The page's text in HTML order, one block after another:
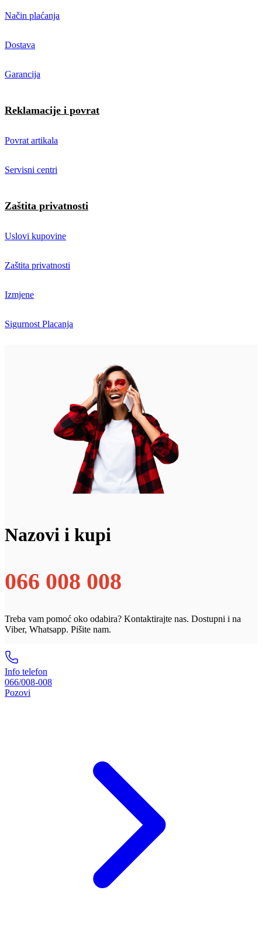
Način plaćanja
Dostava
Garancija
Reklamacije i povrat
Povrat artikala
Servisni centri
Zaštita privatnosti
Uslovi kupovine
Zaštita privatnosti
Izmjene
Sigurnost Placanja
Nazovi i kupi
066 008 008
Treba vam pomoć oko odabira? Kontaktirajte nas. Dostupni i na
Viber, Whatsapp. Pišite nam.
Info telefon
066/008-008
Pozovi